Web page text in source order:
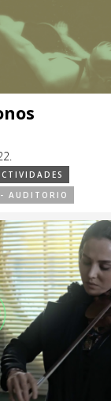
AUDITORIO